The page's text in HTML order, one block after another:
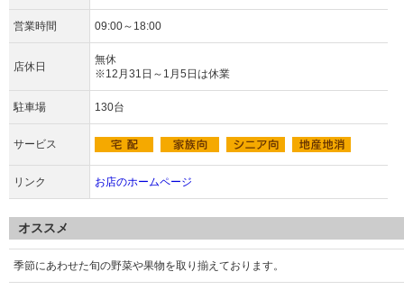
営業時間 09:00～18:00
店休日
無休
※12月31日～1月5日は休業
駐車場 130台
サービス
リンク お店のホームページ
オススメ
季節にあわせた旬の野菜や果物を取り揃えております。